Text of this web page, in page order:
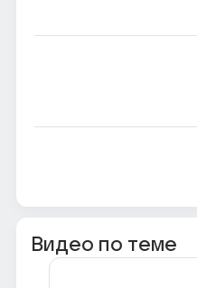
Видео по теме